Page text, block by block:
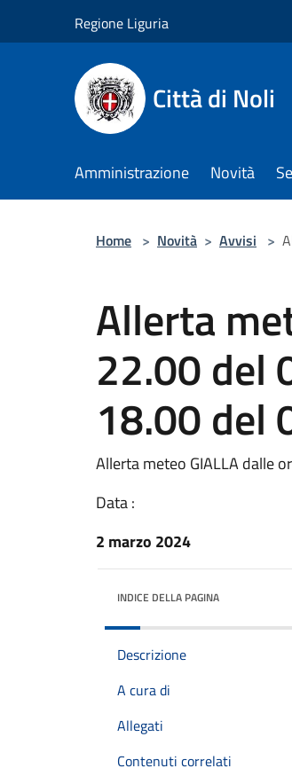
Regione Liguria
Città di Noli
Amministrazione Novità
Home > Novità > Avvisi >
Allerta
22.00 del
18.00
Allerta meteo GIALLA dalle
Data :
2 marzo 2024
INDICE DELLA PAGINA
Descrizione
A cura di
Allegati
Contenuti correlati